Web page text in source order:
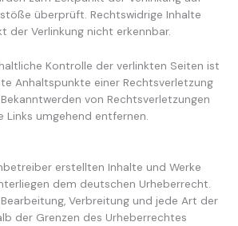
überprüft. Rechtswidrige Inhalte
der Verlinkung nicht erkennbar.
Kontrolle der verlinkten Seiten ist
Anhaltspunkte einer Rechtsverletzung
von Rechtsverletzungen
Links umgehend entfernen.
erstellten Inhalte und Werke
dem deutschen Urheberrecht.
Verbreitung und jede Art der
der Grenzen des Urheberrechtes